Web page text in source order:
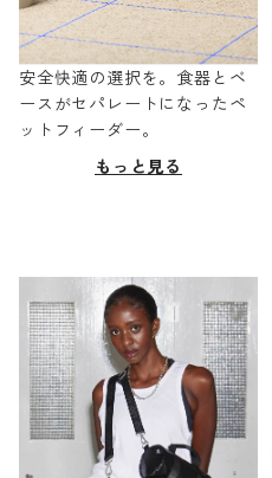
安全快適の選択を。食器とベ
ースがセパレートになったペ
ットフィーダー。
もっと見る